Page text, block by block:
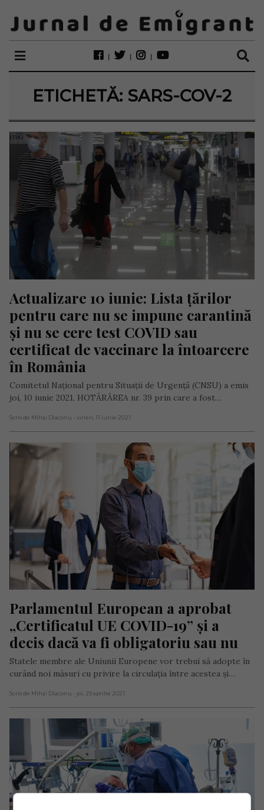
ETICHETĂ: SARS-COV-2
Actualizare 10 iunie: Lista țărilor
pentru care nu se impune carantină
și nu se cere test COVID sau
certificat de vaccinare la întoarcere
în România
Comitetul Naţional pentru Situaţii de Urgenţă (CNSU) a emis
joi, 10 iunie 2021, HOTĂRÂREA nr. 39 prin care a fost…
Scris de Mihai Diaconu - vineri, 11 iunie 2021
Parlamentul European a aprobat
„Certificatul UE COVID-19” și a
decis dacă va fi obligatoriu sau nu
Statele membre ale Uniunii Europene vor trebui să adopte în
curând noi măsuri cu privire la circulația între acestea și…
Scris de Mihai Diaconu - joi, 29 aprilie 2021